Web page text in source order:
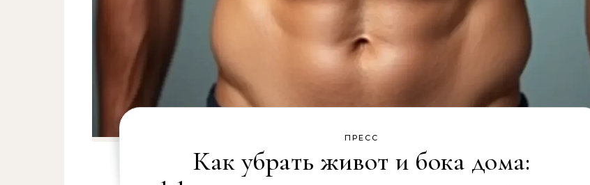
ПРЕСС
Как убрать живот и бока дома: